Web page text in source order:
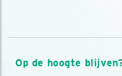
Op de hoogte